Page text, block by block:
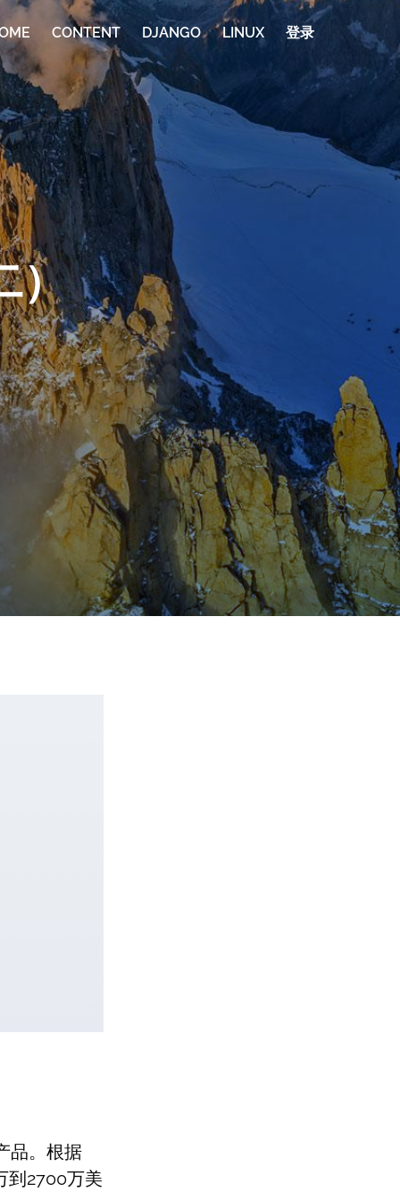
CONTENT DJANGO LINUX 登录
）
品。根据
到2700万美